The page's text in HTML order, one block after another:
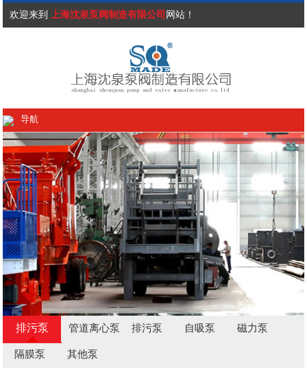
欢迎来到 上海沈泉泵阀制造有限公司 网站！
导航
排污泵 管道离心泵 排污泵 自吸泵 磁力泵
隔膜泵 其他泵